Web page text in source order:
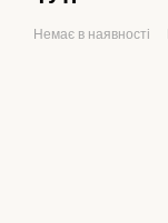
Немає в наявності